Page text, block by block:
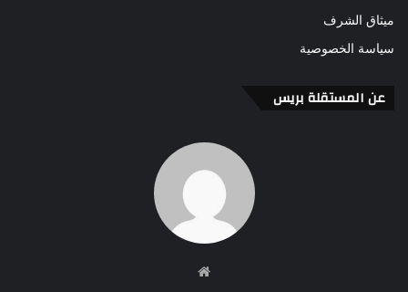
ميثاق الشرف
سياسة الخصوصية
عن المستقلة بريس